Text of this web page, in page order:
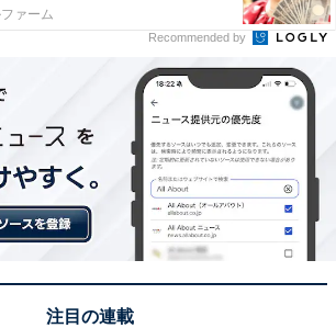
響したのか、テイエムジンソクは直線
速して12着に惨敗。前半のハイペース
は間違いないでしょう。実際、4コ
で回った馬たちは軒並み馬券圏外に
ァーム
Recommended by
注目の連載